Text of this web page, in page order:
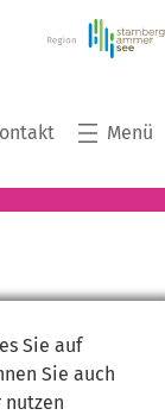
Menü
Sie auf
Sie auch